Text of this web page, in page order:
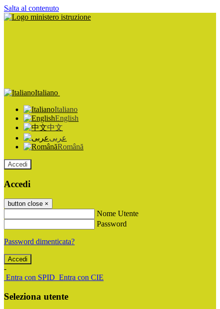
Salta al contenuto
Italiano
Italiano
English
中文
عربى
Română
Accedi
Accedi
button close ×
Nome Utente
Password
Password dimenticata?
-
Entra con SPID Entra con CIE
Seleziona utente